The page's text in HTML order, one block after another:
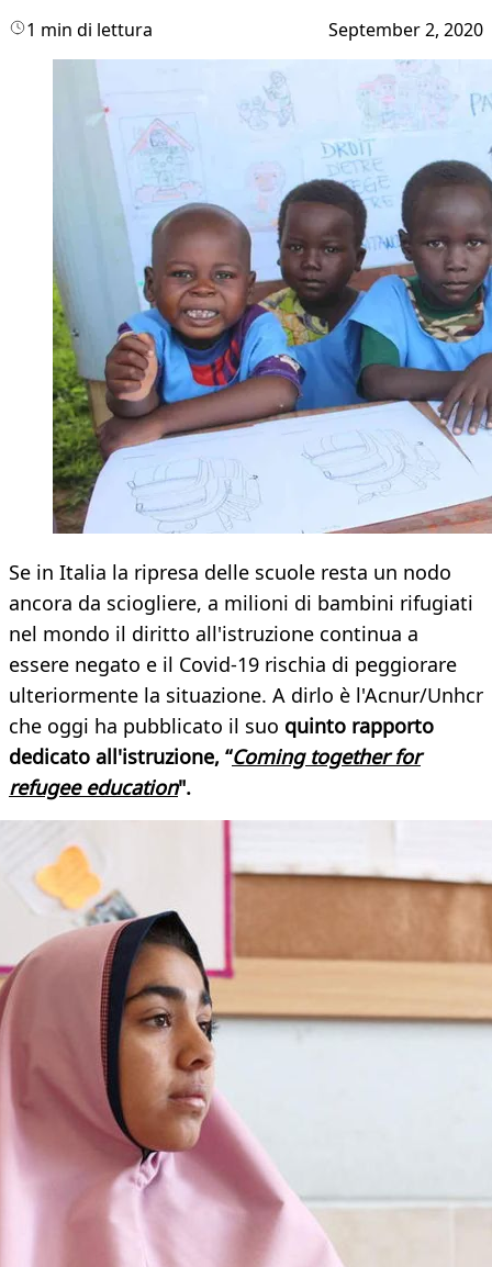
1 min di lettura September 2, 2020
Se in Italia la ripresa delle scuole resta un nodo
ancora da sciogliere, a milioni di bambini rifugiati
nel mondo il diritto all'istruzione continua a
essere negato e il Covid-19 rischia di peggiorare
ulteriormente la situazione. A dirlo è l'Acnur/Unhcr
che oggi ha pubblicato il suo quinto rapporto
dedicato all'istruzione, “Coming together for
refugee education".